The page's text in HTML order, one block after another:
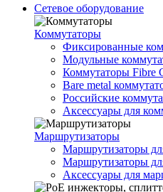
Сетевое оборудование
Коммутаторы
Фиксированные
Модульные
Коммутаторы Fibre
Bare metal
Российские
Аксессуары для
Маршрутизаторы
Маршрутизаторы
Маршрутизаторы
Аксессуары для